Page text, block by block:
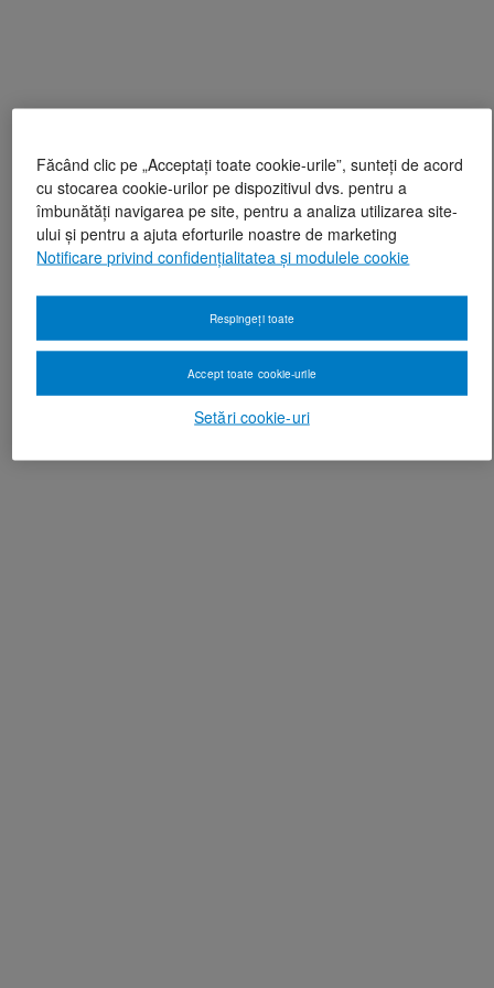
Făcând clic pe „Acceptați toate cookie-urile”, sunteți de acord
cu stocarea cookie-urilor pe dispozitivul dvs. pentru a
îmbunătăți navigarea pe site, pentru a analiza utilizarea site-
ului și pentru a ajuta eforturile noastre de marketing
Notificare privind confidențialitatea și modulele cookie
Setări cookie-uri
Respingeți toate
Accept toate cookie-urile